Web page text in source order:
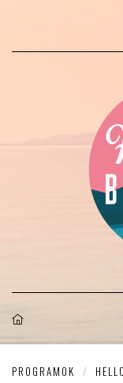
PROGRAMOK /